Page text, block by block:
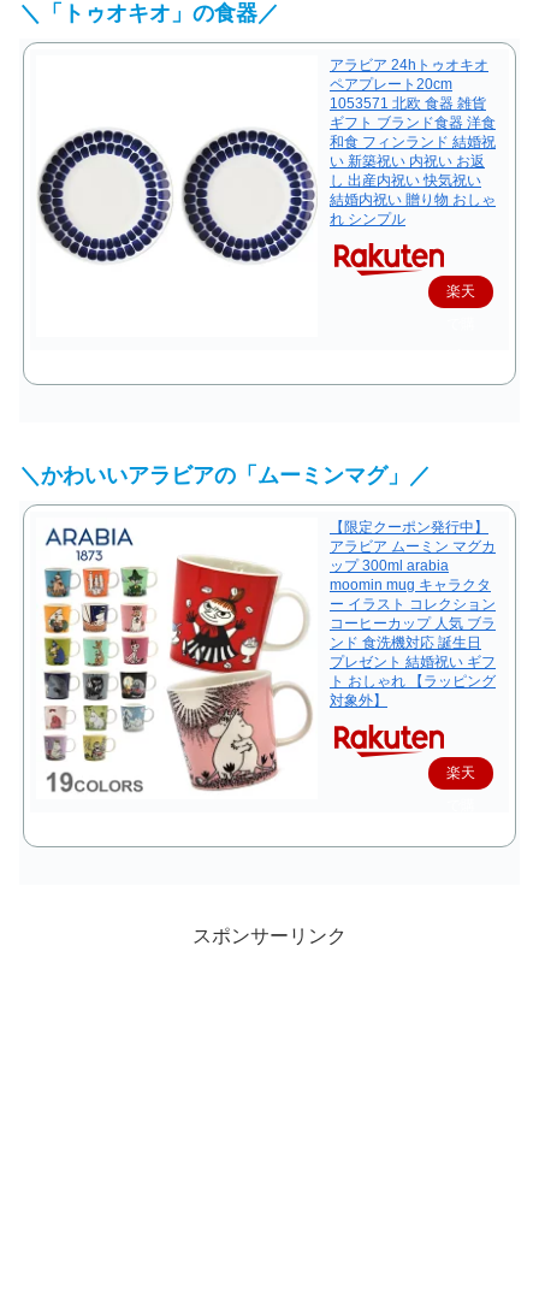
＼「トゥオキオ」の食器／
アラビア 24hトゥオキオ
ペアプレート20cm
1053571 北欧 食器 雑貨
ギフト ブランド食器 洋食
和食 フィンランド 結婚祝
い 新築祝い 内祝い お返
し 出産内祝い 快気祝い
結婚内祝い 贈り物 おしゃ
れ シンプル
楽天
＼かわいいアラビアの「ムーミンマグ」／
【限定クーポン発行中】
アラビア ムーミン マグカ
ップ 300ml arabia
moomin mug キャラクタ
ー イラスト コレクション
コーヒーカップ 人気 ブラ
ンド 食洗機対応 誕生日
プレゼント 結婚祝い ギフ
ト おしゃれ 【ラッピング
対象外】
楽天
スポンサーリンク